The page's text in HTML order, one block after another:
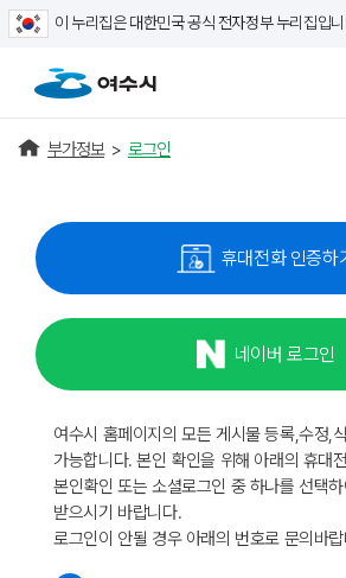
이 누리집은 대한민국 공식 전자정부 누리집입
부가정보 > 로그인
휴대전화 인증하
네이버 로그인
여수시 홈페이지의 모든 게시물 등록,수정,
가능합니다. 본인 확인을 위해 아래의 휴대
본인확인 또는 소셜로그인 중 하나를 선택
받으시기 바랍니다.
로그인이 안될 경우 아래의 번호로 문의바